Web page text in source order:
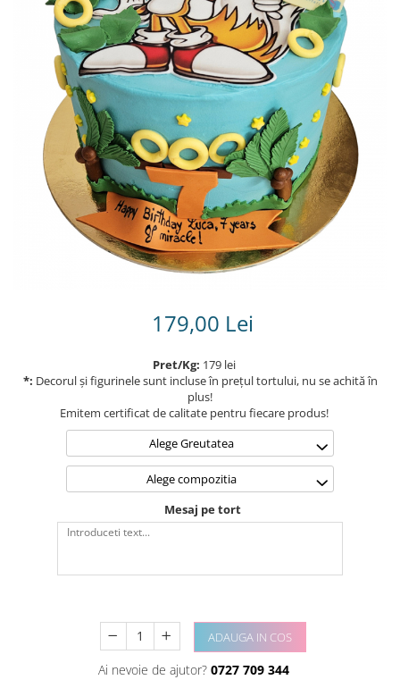
Torturi in frosting- crema pentru
Torturi cu flori
Tortulețe 1.7 kg - 2 kg
179,00 Lei
Pret/Kg: 179 lei
*: Decorul și figurinele sunt incluse în prețul tortului, nu se achită în
plus!
Emitem certificat de calitate pentru fiecare produs!
Alege Greutatea
Alege compozitia
Mesaj pe tort
ADAUGA IN COS
Ai nevoie de ajutor? 0727 709 344